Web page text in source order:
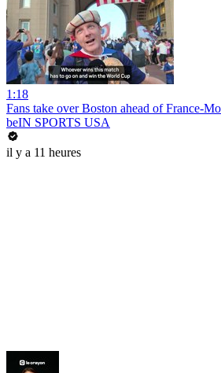
1:18
Fans take over Boston ahead of France-
beIN SPORTS USA
il y a 11 heures